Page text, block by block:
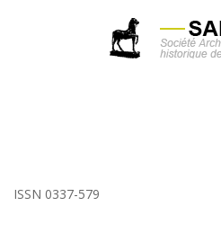
ISSN 0337-579